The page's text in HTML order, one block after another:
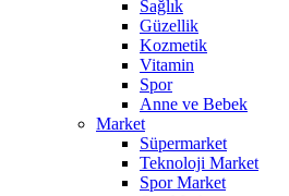
Sağlık
Güzellik
Kozmetik
Vitamin
Spor
Anne ve Bebek
Market
Süpermarket
Teknoloji Market
Spor Market